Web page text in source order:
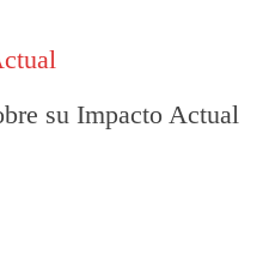
su Impacto Actual